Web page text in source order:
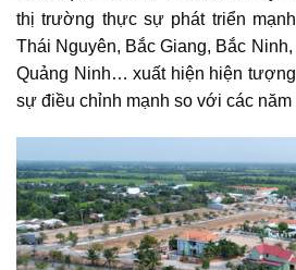
thị trường thực sự phát triển
Thái Nguyên, Bắc Giang, Bắc
Quảng Ninh… xuất hiện hiện
sự điều chỉnh mạnh so với các